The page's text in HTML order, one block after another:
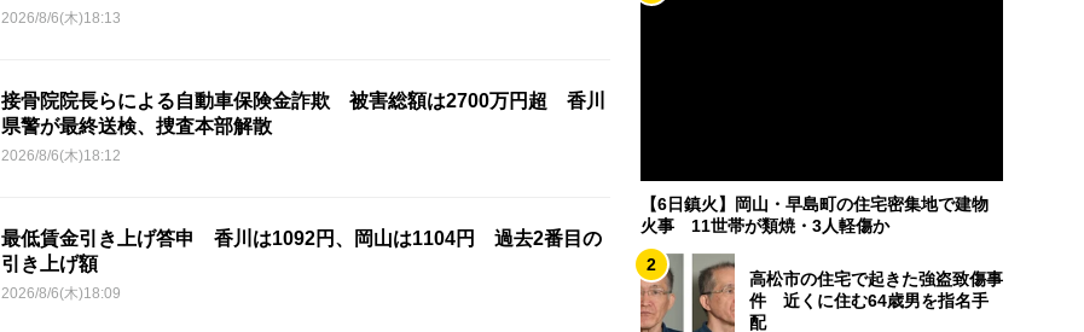
2026/8/6(木)18:13
接骨院院長らによる自動車保険金詐欺 被害総額は2700万円超 香川
県警が最終送検、捜査本部解散
2026/8/6(木)18:12
最低賃金引き上げ答申 香川は1092円、岡山は1104円 過去2番目の
引き上げ額
2026/8/6(木)18:09
【6日鎮火】岡山・早島町の住宅密集地で建物
火事 11世帯が類焼・3人軽傷か
2
高松市の住宅で起きた強盗致傷事
件 近くに住む64歳男を指名手
配